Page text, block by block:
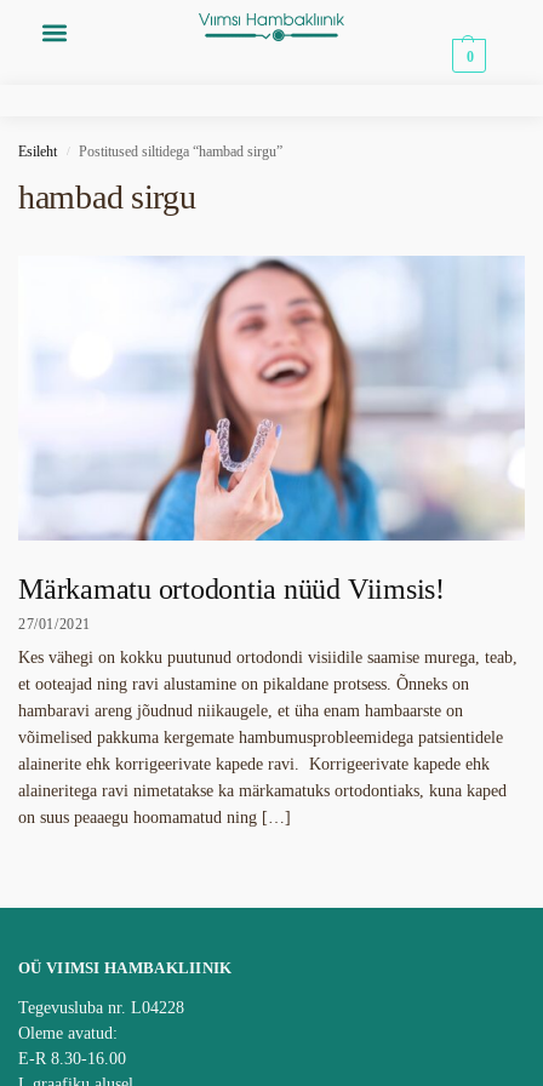
0
Esileht / Postitused siltidega “hambad sirgu”
hambad sirgu
Märkamatu ortodontia nüüd Viimsis!
27/01/2021
Kes vähegi on kokku puutunud ortodondi visiidile saamise murega, teab,
et ooteajad ning ravi alustamine on pikaldane protsess. Õnneks on
hambaravi areng jõudnud niikaugele, et üha enam hambaarste on
võimelised pakkuma kergemate hambumusprobleemidega patsientidele
alainerite ehk korrigeerivate kapede ravi. Korrigeerivate kapede ehk
alaineritega ravi nimetatakse ka märkamatuks ortodontiaks, kuna kaped
on suus peaaegu hoomamatud ning […]
OÜ VIIMSI HAMBAKLIINIK
Tegevusluba nr. L04228
Oleme avatud:
E-R 8.30-16.00